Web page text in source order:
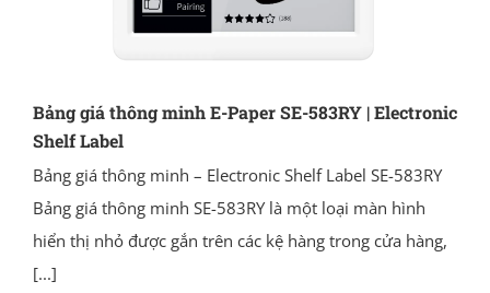
Bảng giá thông minh E-Paper SE-583RY | Electronic
Shelf Label
Bảng giá thông minh – Electronic Shelf Label SE-583RY
Bảng giá thông minh SE-583RY là một loại màn hình
hiển thị nhỏ được gắn trên các kệ hàng trong cửa hàng,
[...]